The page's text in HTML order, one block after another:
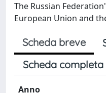
The Russian
European Union and
Scheda breve
Scheda completa
Anno